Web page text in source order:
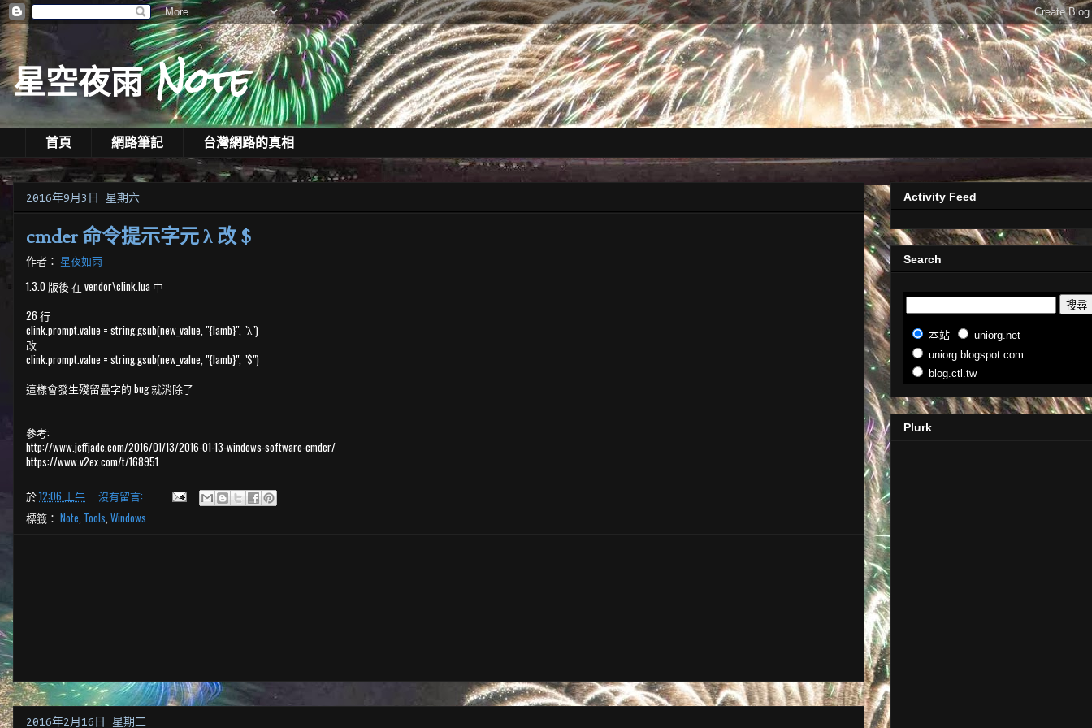
星空夜雨 Note
首頁 網路筆記 台灣網路的真相
2016年9月3日 星期六
cmder 命令提示字元 λ 改 $
作者： 星夜如雨
1.3.0 版後 在 vendor\clink.lua 中
26 行
clink.prompt.value = string.gsub(new_value, "{lamb}", "λ")
改
clink.prompt.value = string.gsub(new_value, "{lamb}", "$")
這樣會發生殘留疊字的 bug 就消除了
參考:
http://www.jeffjade.com/2016/01/13/2016-01-13-windows-software-cmder/
https://www.v2ex.com/t/168951
於12:06 上午
沒有留言:
標籤： Note, Tools,Windows
2016年2月16日 星期二
Activity Feed
Search
本站
uniorg.net
uniorg.blogspot.com
blog.ctl.tw
Plurk